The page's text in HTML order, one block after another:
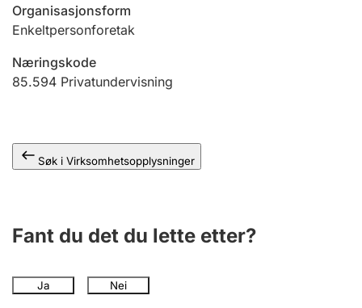
Ektepaktveileder
Offentlig sektor
Organisasjonsform
Enkeltpersonforetak
Næringskode
85.594 Privatundervisning
Søk i Virksomhetsopplysninger
Fant du det du lette etter?
Ja Nei